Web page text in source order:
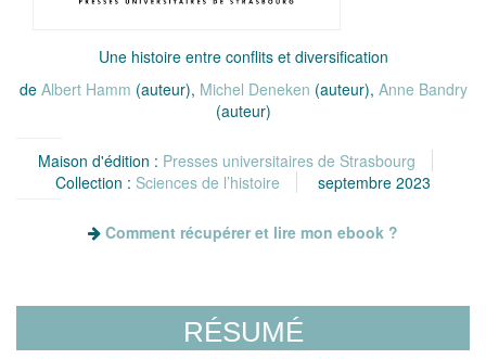
Une histoire entre conflits et diversification
de Albert Hamm (auteur), Michel Deneken (auteur), Anne Bandry
(auteur)
Maison d'édition : Presses universitaires de Strasbourg
Collection : Sciences de l’histoire septembre 2023
Comment récupérer et lire mon ebook ?
RÉSUMÉ